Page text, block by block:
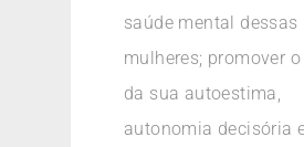
saúde mental dessas
mulheres; promover
da sua autoestima,
autonomia decisória